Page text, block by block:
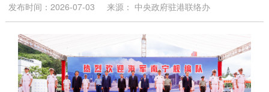
发布时间：2026-07-03 来源： 中央政府驻港联络办